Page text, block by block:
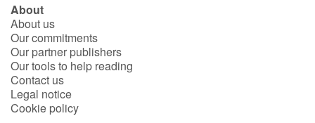
About
About us
Our commitments
Our partner publishers
Our tools to help reading
Contact us
Legal notice
Cookie policy